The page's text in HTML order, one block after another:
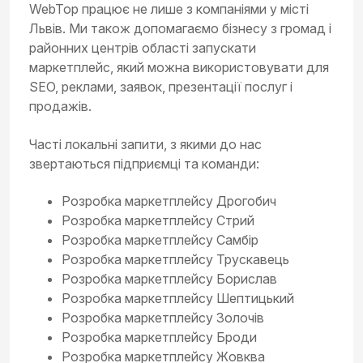
WebTop працює не лише з компаніями у місті
Львів. Ми також допомагаємо бізнесу з громад і
районних центрів області запускати
маркетплейс, який можна використовувати для
SEO, реклами, заявок, презентації послуг і
продажів.
Часті локальні запити, з якими до нас
звертаються підприємці та команди:
Розробка маркетплейсу Дрогобич
Розробка маркетплейсу Стрий
Розробка маркетплейсу Самбір
Розробка маркетплейсу Трускавець
Розробка маркетплейсу Борислав
Розробка маркетплейсу Шептицький
Розробка маркетплейсу Золочів
Розробка маркетплейсу Броди
Розробка маркетплейсу Жовква